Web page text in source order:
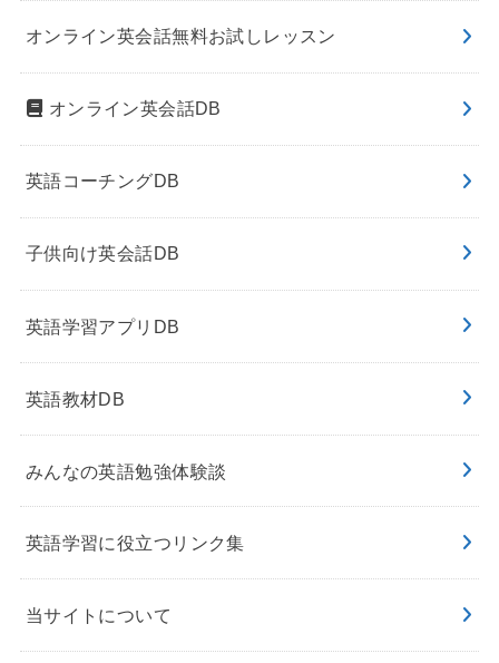
オンライン英会話無料お試しレッスン
オンライン英会話DB
英語コーチングDB
子供向け英会話DB
英語学習アプリDB
英語教材DB
みんなの英語勉強体験談
英語学習に役立つリンク集
当サイトについて